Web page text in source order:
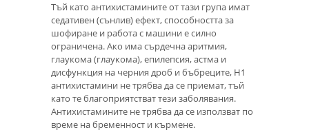
Тъй като антихистамините от тази група имат
седативен (сънлив) ефект, способността за
шофиране и работа с машини е силно
ограничена. Ако има сърдечна аритмия,
глаукома (глаукома), епилепсия, астма и
дисфункция на черния дроб и бъбреците, H1
антихистамини не трябва да се приемат, тъй
като те благоприятстват тези заболявания.
Антихистамините не трябва да се използват по
време на бременност и кърмене.